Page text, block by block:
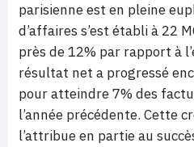
parisienne est en pleine
d’affaires s’est établi à 22
près de 12% par rapport à
résultat net a progressé
pour atteindre 7% des
l’année précédente. Cette
l’attribue en partie au